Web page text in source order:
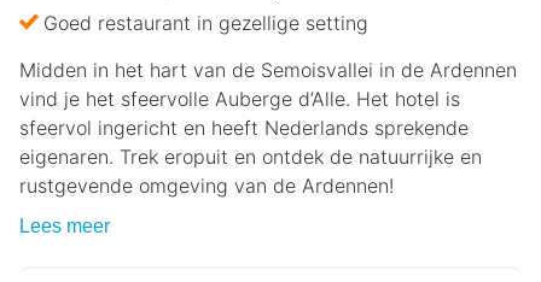
Goed restaurant in gezellige setting
Midden in het hart van de Semoisvallei in de Ardennen
vind je het sfeervolle Auberge d’Alle. Het hotel is
sfeervol ingericht en heeft Nederlands sprekende
eigenaren. Trek eropuit en ontdek de natuurrijke en
rustgevende omgeving van de Ardennen!
Lees meer